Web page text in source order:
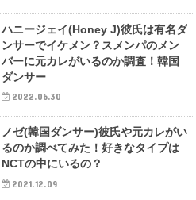
ハニージェイ(Honey J)彼氏は有名ダ
ンサーでイケメン？スメンパのメン
バーに元カレがいるのか調査！韓国
ダンサー
2022.06.30
ノゼ(韓国ダンサー)彼氏や元カレがい
るのか調べてみた！好きなタイプは
NCTの中にいるの？
2021.12.09